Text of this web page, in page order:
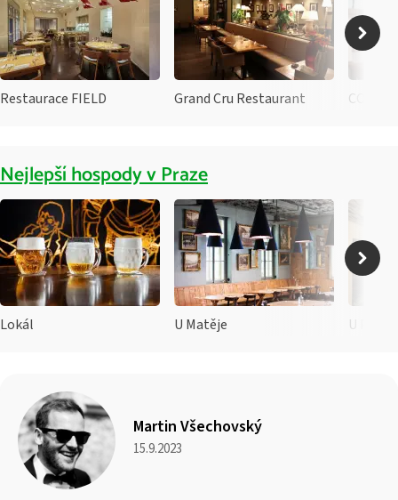
Restaurace FIELD Grand Cru Restaurant CODA
Nejlepší hospody v Praze
Lokál U Matěje U
Martin Všechovský
15.9.2023